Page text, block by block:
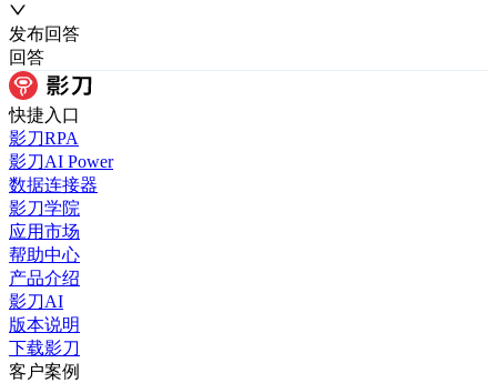
发布回答
回答
快捷入口
影刀RPA
影刀AI Power
数据连接器
影刀学院
应用市场
帮助中心
产品介绍
影刀AI
版本说明
下载影刀
客户案例